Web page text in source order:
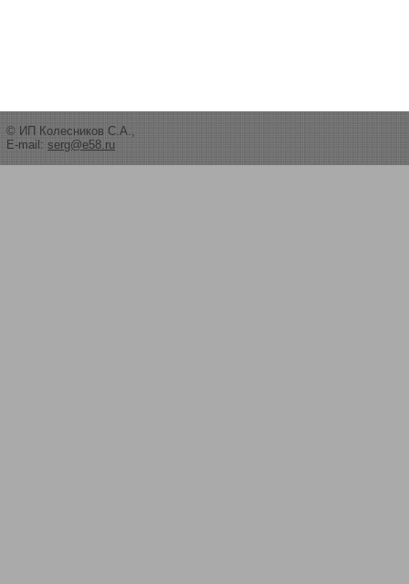
© ИП Колесников С.А.,
E-mail: serg@e58.ru